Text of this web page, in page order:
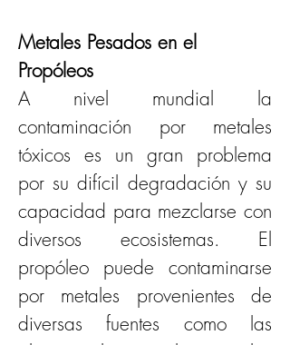
Metales Pesados en el
Propóleos
A nivel mundial la
contaminación por metales
tóxicos es un gran problema
por su difícil degradación y su
capacidad para mezclarse con
diversos ecosistemas. El
propóleo puede contaminarse
por metales provenientes de
diversas fuentes como las